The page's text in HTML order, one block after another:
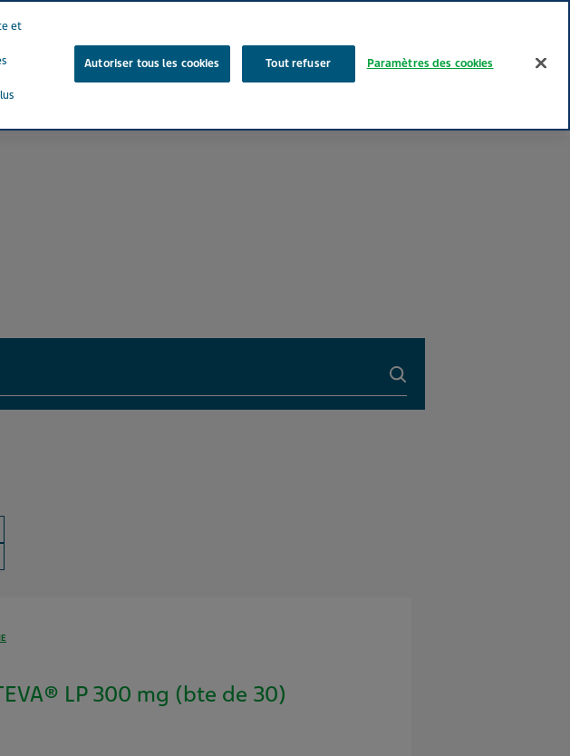
LP 300 mg (bte de 30)
et
Autoriser tous les cookies Tout refuser Paramètres des cookies